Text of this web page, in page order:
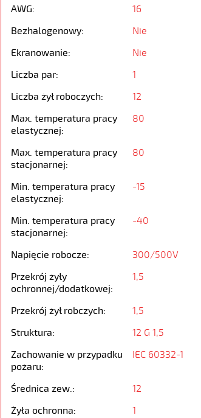
AWG:
16
Bezhalogenowy:
Nie
Ekranowanie:
Nie
Liczba par:
1
Liczba żył roboczych:
12
Max. temperatura pracy
elastycznej:
80
Max. temperatura pracy
stacjonarnej:
80
Min. temperatura pracy
elastycznej:
-15
Min. temperatura pracy
stacjonarnej:
-40
Napięcie robocze:
300/500V
Przekrój żyły
ochronnej/dodatkowej:
1,5
Przekrój żył robczych:
1,5
Struktura:
12 G 1,5
Zachowanie w przypadku
pożaru:
IEC 60332-1
Średnica zew.:
12
Żyła ochronna:
1